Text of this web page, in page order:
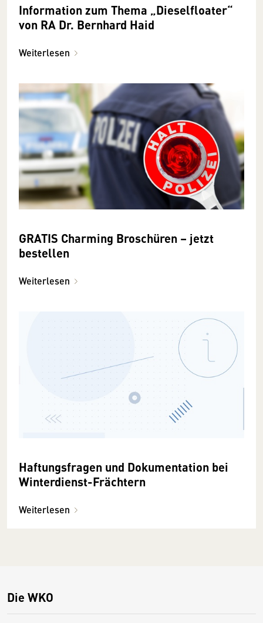
Information zum Thema „Dieselfloater“
von RA Dr. Bernhard Haid
Weiterlesen
GRATIS Charming Broschüren – jetzt
bestellen
Weiterlesen
Haftungsfragen und Dokumentation bei
Winterdienst-Frächtern
Weiterlesen
Die WKO